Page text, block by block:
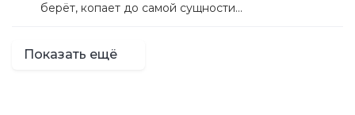
берёт, копает до самой сущности...
Показать ещё